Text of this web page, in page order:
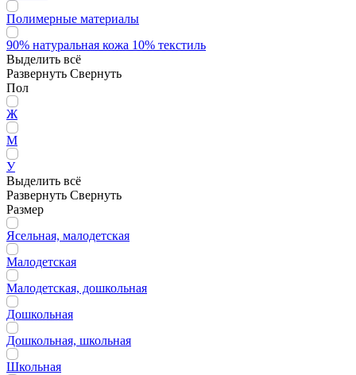
Полимерные материалы
90% натуральная кожа 10% текстиль
Выделить всё
Развернуть Свернуть
Пол
Ж
М
У
Выделить всё
Развернуть Свернуть
Размер
Ясельная, малодетская
Малодетская
Малодетская, дошкольная
Дошкольная
Дошкольная, школьная
Школьная